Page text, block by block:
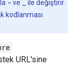
- ve
ile değiştirir.
kodlanması
URL'sine